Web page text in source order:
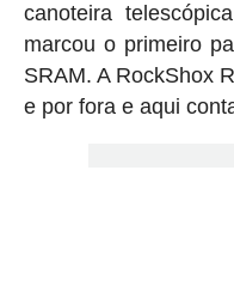
canoteira
marcou o primeiro
SRAM. A RockShox
e por fora e aqui